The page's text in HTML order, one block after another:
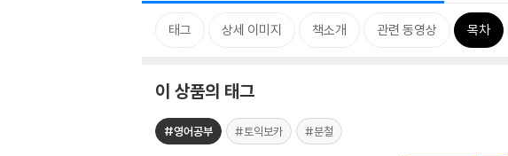
태그 상세 이미지 책소개 관련 동영상 목차
이 상품의 태그
#영어공부 #토익보카 #분철